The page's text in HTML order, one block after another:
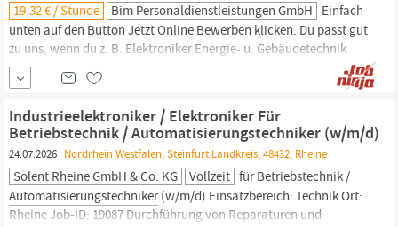
19,32 € / Stunde Bim Personaldienstleistungen GmbH Einfach
unten auf den Button Jetzt Online Bewerben klicken. Du passt gut
zu uns, wenn du z. B. Elektroniker Energie- u. Gebäudetechnik
(m/w/d), Elektroinstallateur (m/w/d), Strippenzieher (m/w/d),
Automatisierungstechniker
(m/w/d), Elektriker (m/w/d) oder
Elektroinstallateur (m/w/d) bist. Und falls Du noch Fragen haben
solltest, ruf uns doch einfach an...
Industrieelektroniker / Elektroniker Für
Betriebstechnik / Automatisierungstechniker (w/m/d)
24.07.2026 Nordrhein Westfalen, Steinfurt Landkreis, 48432, Rheine
Solent Rheine GmbH & Co. KG Vollzeit für Betriebstechnik /
Automatisierungstechniker(w/m/d) Einsatzbereich: Technik Ort:
Rheine Job-ID: 19087 Durchführung von Reparaturen und